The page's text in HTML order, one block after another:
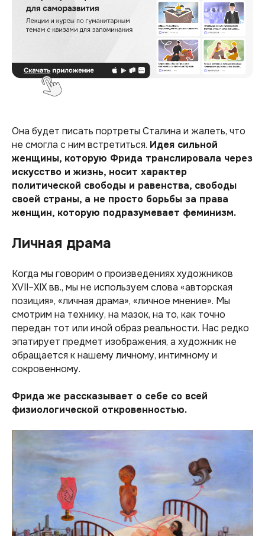
Она будет писать портреты Сталина и жалеть, что
не смогла с ним встретиться. Идея сильной
женщины, которую Фрида транслировала через
искусство и жизнь, носит характер
политической свободы и равенства, свободы
своей страны, а не просто борьбы за права
женщин, которую подразумевает феминизм.
Личная драма
Когда мы говорим о произведениях художников
XVII–XIX вв., мы не используем слова «авторская
позиция», «личная драма», «личное мнение». Мы
смотрим на технику, на мазок, на то, как точно
передан тот или иной образ реальности. Нас редко
эпатирует предмет изображения, а художник не
обращается к нашему личному, интимному и
сокровенному.
Фрида же рассказывает о себе со всей
физиологической откровенностью.